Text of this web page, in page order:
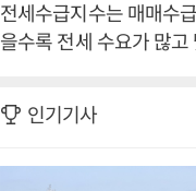
전세수급지수는 매매수
을수록 전세 수요가 많
인기기사